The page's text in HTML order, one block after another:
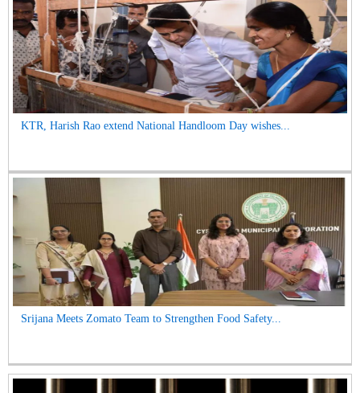
KTR, Harish Rao extend National Handloom Day wishes...
Srijana Meets Zomato Team to Strengthen Food Safety...